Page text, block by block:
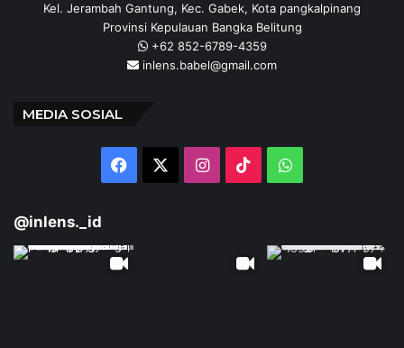
Kel. Jerambah Gantung, Kec. Gabek, Kota pangkalpinang
Provinsi Kepulauan Bangka Belitung
+62 852-6789-4359
inlens.babel@gmail.com
MEDIA SOSIAL
Facebook Instagram
TikTokWhatsApp
@inlens._id